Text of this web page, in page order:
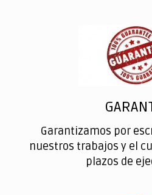
Garantizamos por
nuestros trabajos y el
plazos de